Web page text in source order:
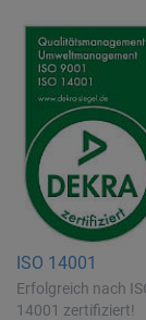
ISO 14001
Erfolgreich nach
14001 zertifiziert!